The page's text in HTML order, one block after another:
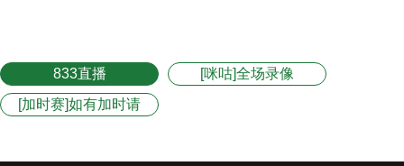
833直播
[咪咕]全场录像
[加时赛]如有加时请